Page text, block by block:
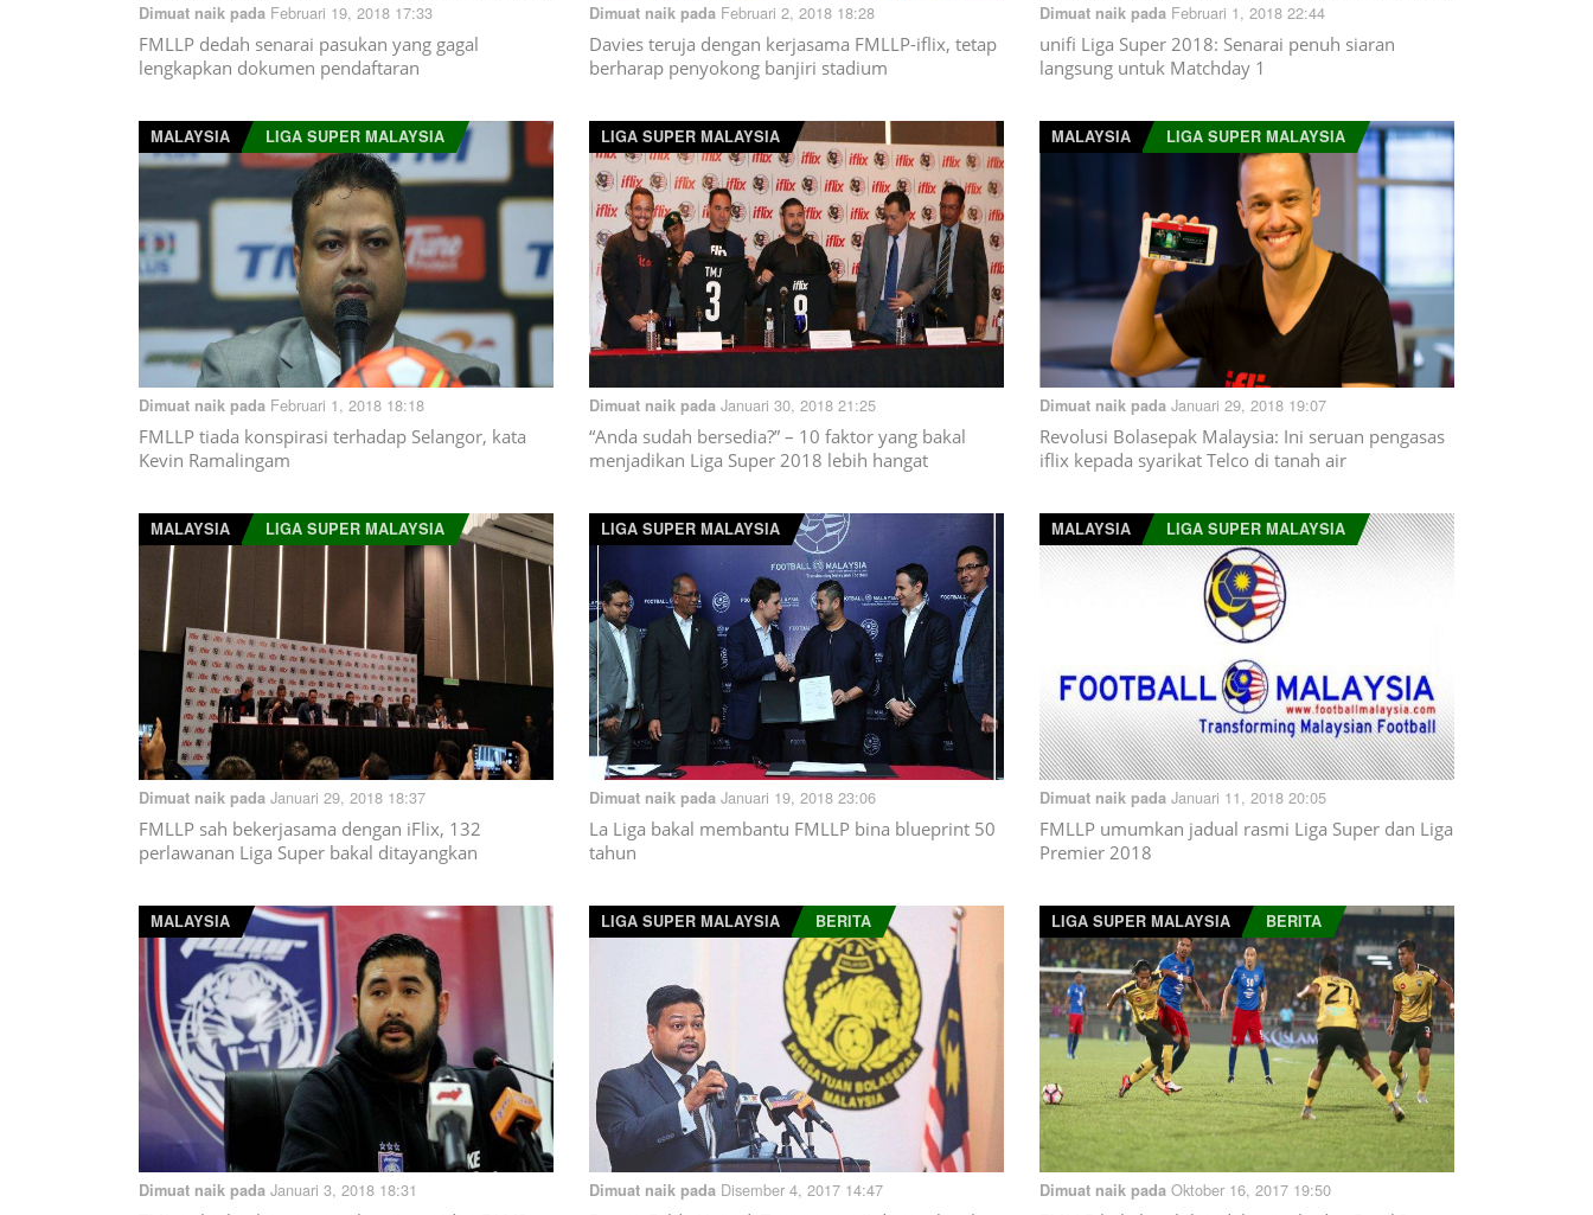
Dimuat naik pada Februari 19, 2018 17:33
FMLLP dedah senarai pasukan yang gagal
lengkapkan dokumen pendaftaran
Dimuat naik pada Februari 2, 2018 18:28
Davies teruja dengan kerjasama FMLLP-iflix, tetap
berharap penyokong banjiri stadium
Dimuat naik pada Februari 1, 2018 22:44
unifi Liga Super 2018: Senarai penuh siaran
langsung untuk Matchday 1
MALAYSIA LIGA SUPER MALAYSIA
Dimuat naik pada Februari 1, 2018 18:18
FMLLP tiada konspirasi terhadap Selangor, kata
Kevin Ramalingam
LIGA SUPER MALAYSIA
Dimuat naik pada Januari 30, 2018 21:25
“Anda sudah bersedia?” – 10 faktor yang bakal
menjadikan Liga Super 2018 lebih hangat
MALAYSIA LIGA SUPER MALAYSIA
Dimuat naik pada Januari 29, 2018 19:07
Revolusi Bolasepak Malaysia: Ini seruan pengasas
iflix kepada syarikat Telco di tanah air
MALAYSIA LIGA SUPER MALAYSIA
Dimuat naik pada Januari 29, 2018 18:37
FMLLP sah bekerjasama dengan iFlix, 132
perlawanan Liga Super bakal ditayangkan
LIGA SUPER MALAYSIA
Dimuat naik pada Januari 19, 2018 23:06
La Liga bakal membantu FMLLP bina blueprint 50
tahun
MALAYSIA LIGA SUPER MALAYSIA
Dimuat naik pada Januari 11, 2018 20:05
FMLLP umumkan jadual rasmi Liga Super dan Liga
Premier 2018
MALAYSIA
Dimuat naik pada Januari 3, 2018 18:31
LIGA SUPER MALAYSIA BERITA
Dimuat naik pada Disember 4, 2017 14:47
LIGA SUPER MALAYSIA BERITA
Dimuat naik pada Oktober 16, 2017 19:50